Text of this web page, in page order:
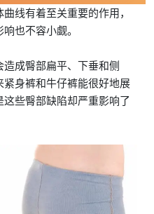
线有着至关重要的作用，
也不容小觑。
成臀部扁平、下垂和侧
身裤和牛仔裤能很好地展
些臀部缺陷却严重影响了